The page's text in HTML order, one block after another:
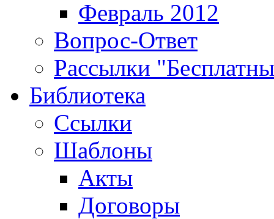
Февраль 2012
Вопрос-Ответ
Рассылки
Библиотека
Ссылки
Шаблоны
Акты
Договоры